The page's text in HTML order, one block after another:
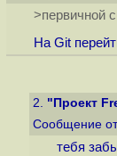
>первичной
На Git
2. "Проект
Сообщение
тебя